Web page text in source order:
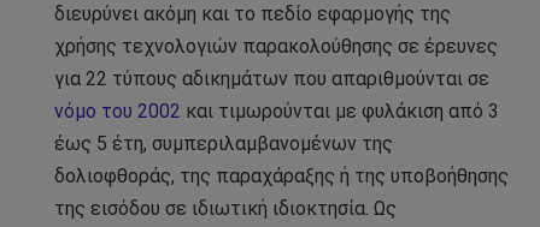
διευρύνει ακόμη και το πεδίο εφαρμογής της
χρήσης τεχνολογιών παρακολούθησης σε έρευνες
για 22 τύπους αδικημάτων που απαριθμούνται σε
νόμο του 2002 και τιμωρούνται με φυλάκιση από 3
έως 5 έτη, συμπεριλαμβανομένων της
δολιοφθοράς, της παραχάραξης ή της υποβοήθησης
της εισόδου σε ιδιωτική ιδιοκτησία. Ως